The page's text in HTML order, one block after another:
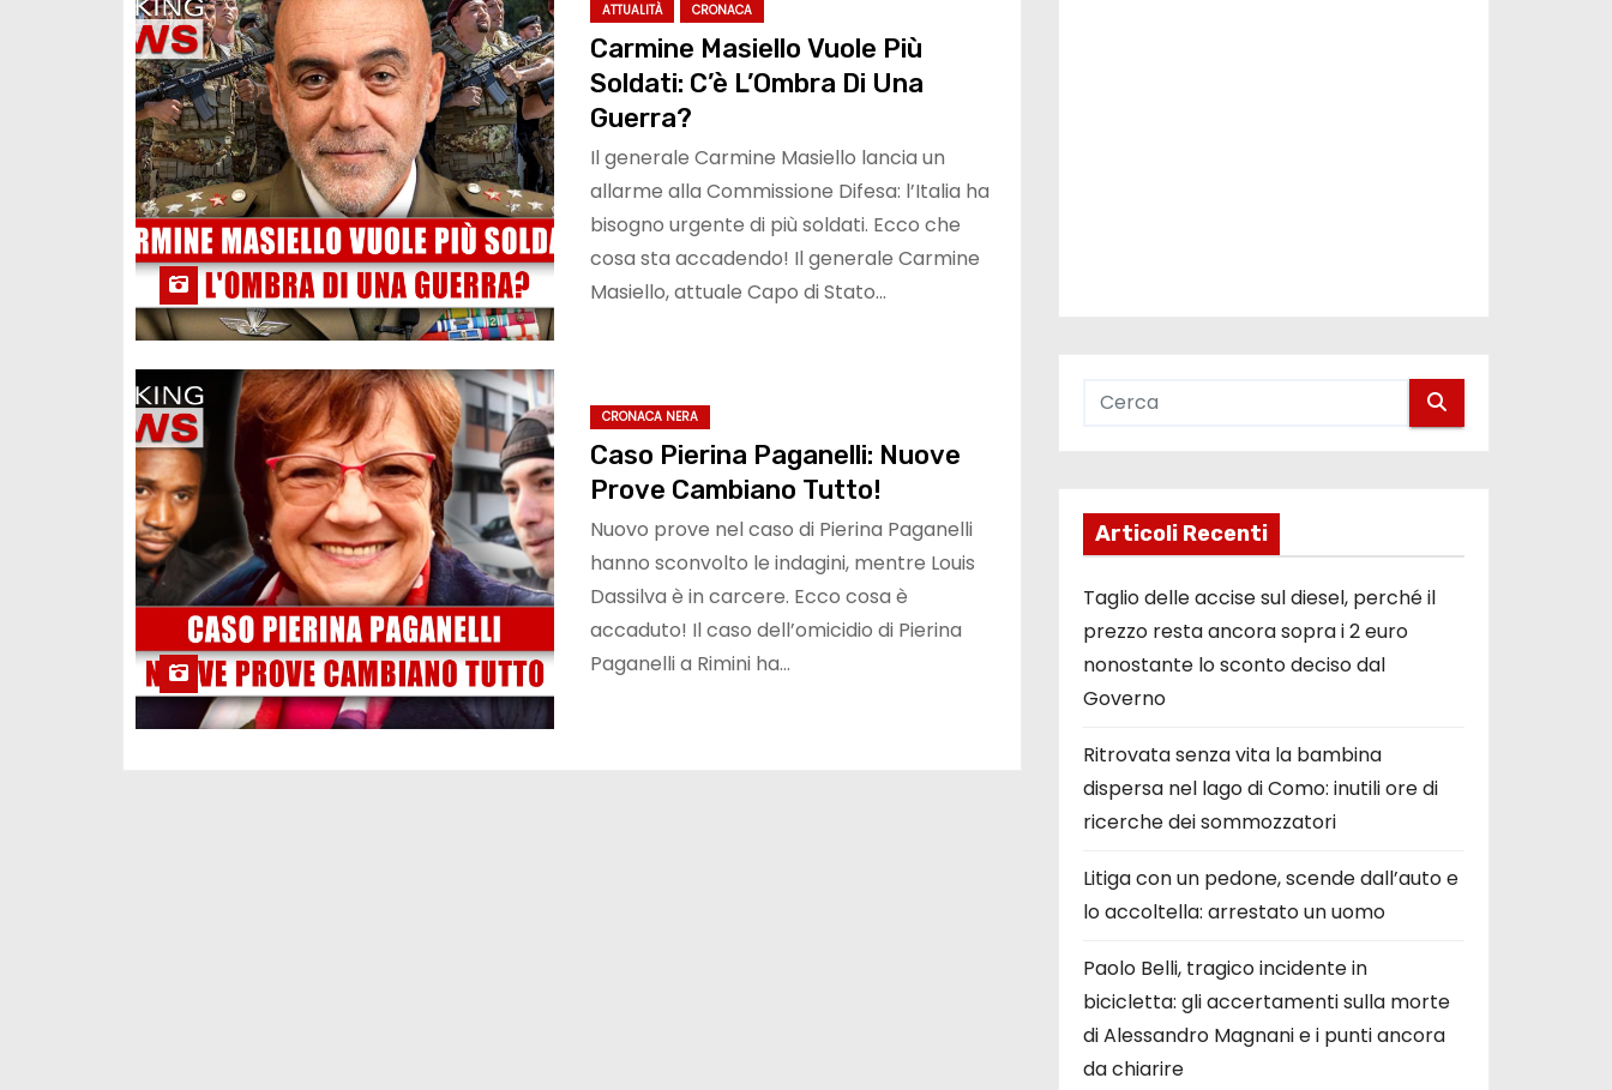
ATTUALITÀ CRONACA
Carmine Masiello Vuole Più
Soldati: C’è L’Ombra Di Una
Guerra?
Il generale Carmine Masiello lancia un
allarme alla Commissione Difesa: l’Italia ha
bisogno urgente di più soldati. Ecco che
cosa sta accadendo! Il generale Carmine
Masiello, attuale Capo di Stato…
CRONACA NERA
Caso Pierina Paganelli: Nuove
Prove Cambiano Tutto!
Nuovo prove nel caso di Pierina Paganelli
hanno sconvolto le indagini, mentre Louis
Dassilva è in carcere. Ecco cosa è
accaduto! Il caso dell’omicidio di Pierina
Paganelli a Rimini ha…
Articoli Recenti
Taglio delle accise sul diesel, perché il
prezzo resta ancora sopra i 2 euro
nonostante lo sconto deciso dal
Governo
Ritrovata senza vita la bambina
dispersa nel lago di Como: inutili ore di
ricerche dei sommozzatori
Litiga con un pedone, scende dall’auto e
lo accoltella: arrestato un uomo
Paolo Belli, tragico incidente in
bicicletta: gli accertamenti sulla morte
di Alessandro Magnani e i punti ancora
da chiarire